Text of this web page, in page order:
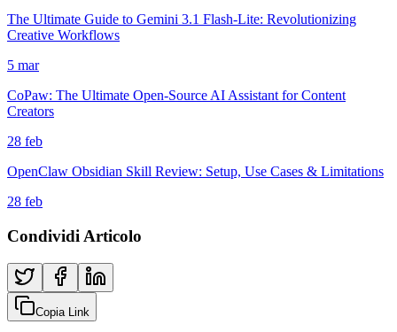
The Ultimate Guide to Gemini 3.1 Flash-Lite: Revolutionizing
Creative Workflows
5 mar
CoPaw: The Ultimate Open-Source AI Assistant for Content
Creators
28 feb
OpenClaw Obsidian Skill Review: Setup, Use Cases & Limitations
28 feb
Condividi Articolo
Copia Link